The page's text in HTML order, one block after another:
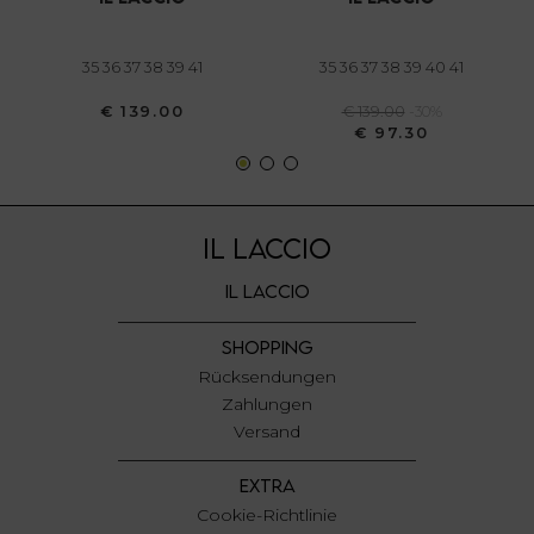
annunci, per fornire funzionalità dei social media e per
informazioni sul modo in cui utilizza il nostro sito con i
pubblicità e social media, i quali potrebbero combinarle
con altre informazioni che ha fornito loro o che hanno
35 36 37 38 39 41
€ 139.00
35 36 37 38 39 40 41
€ 139.00
-30%
€ 97.30
IL LACCIO
IL LACCIO
SHOPPING
Rücksendungen
Zahlungen
Versand
EXTRA
Cookie-Richtlinie